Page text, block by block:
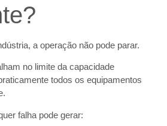
a operação não pode parar.
no limite da capacidade
todos os equipamentos
falha pode gerar: